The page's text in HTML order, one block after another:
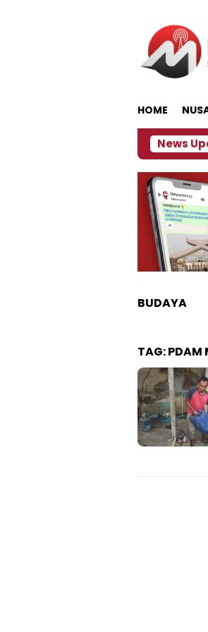
HOME
News
‎Soal Rencana Pinjaman
BUDAYA
TAG:PDAM